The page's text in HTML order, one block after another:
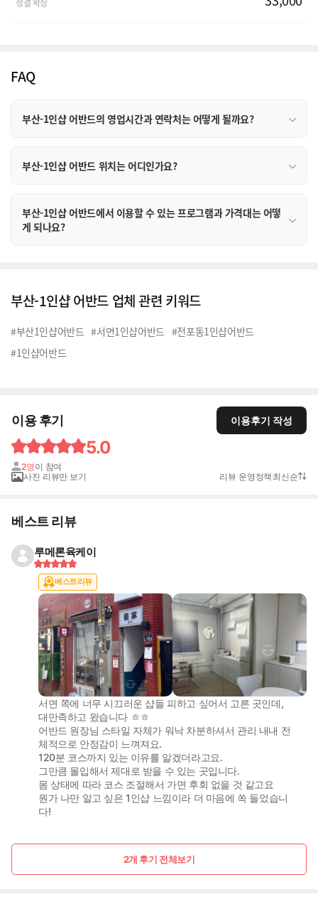
FAQ
부산-1인샵 어반드의 영업시간과 연락처는 어떻게 될까요?
부산-1인샵 어반드 위치는 어디인가요?
부산-1인샵 어반드에서 이용할 수 있는 프로그램과 가격대는 어떻
게 되나요?
부산-1인샵 어반드 업체 관련 키워드
#부산1인샵어반드 #서면1인샵어반드 #전포동1인샵어반드
#1인샵어반드
이용 후기 이용후기 작성
5.0
2명 이 참여
사진 리뷰만 보기
리뷰 운영정책 최신순
베스트 리뷰
루메론육케이
베스트리뷰
서면 쪽에 너무 시끄러운 샵들 피하고 싶어서 고른 곳인데,
대만족하고 왔습니다 ㅎㅎ
어반드 원장님 스타일 자체가 워낙 차분하셔서 관리 내내 전
체적으로 안정감이 느껴져요.
120분 코스까지 있는 이유를 알겠더라고요.
그만큼 몰입해서 제대로 받을 수 있는 곳입니다.
몸 상태에 따라 코스 조절해서 가면 후회 없을 것 같고요
뭔가 나만 알고 싶은 1인샵 느낌이라 더 마음에 쏙 들었습니
다!
2개 후기 전체보기